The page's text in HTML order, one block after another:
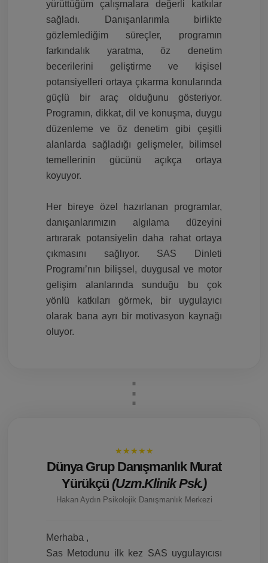
yürüttüğüm çalışmalara değerli katkılar
sağladı. Danışanlarımla birlikte
gözlemlediğim süreçler, programın
farkındalık yaratma, öz denetim
becerilerini geliştirme ve kişisel
potansiyelleri ortaya çıkarma konularında
güçlü bir araç olduğunu gösteriyor.
Programın, dikkat, dil ve konuşma, duygu
düzenleme ve öz denetim gibi çeşitli
alanlarda sağladığı gelişmeler, bilimsel
temellerinin gücünü açıkça ortaya
koyuyor.
Her bireye özel hazırlanan programlar,
danışanlarımızın algılama düzeyini
artırarak potansiyelin daha rahat ortaya
çıkmasını sağlıyor. SAS Dinleti
Programı’nın bilişsel, duygusal ve motor
gelişim alanlarında sunduğu bu çok
yönlü katkıları görmek, bir uygulayıcı
olarak bana ayrı bir motivasyon kaynağı
oluyor.
★★★★★
Dünya Grup Danışmanlık Murat
Yürükçü (Uzm.Klinik Psk.)
Hakan Aydın Psikolojik Danışmanlık Merkezi
Merhaba ,
Sas Metodunu ilk kez SAS uygulayıcısı